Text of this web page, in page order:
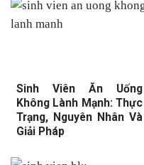
Sinh Viên Ăn Uống
Không Lành Mạnh: Thực
Trạng, Nguyên Nhân Và
Giải Pháp